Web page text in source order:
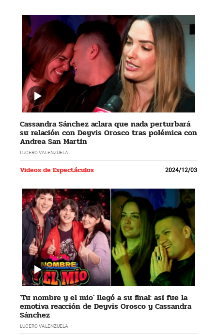
Cassandra Sánchez aclara que nada perturbará
su relación con Deyvis Orosco tras polémica con
Andrea San Martín
LUCERO VALENZUELA
Videos de Espectáculos 2024/12/03
'Tu nombre y el mío' llegó a su final: así fue la
emotiva reacción de Deyvis Orosco y Cassandra
Sánchez
LUCERO VALENZUELA